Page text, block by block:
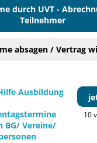
durch UVT -
Teilnehmer
absagen / Vertrag
Ausbildung
BG/ Vereine/
10